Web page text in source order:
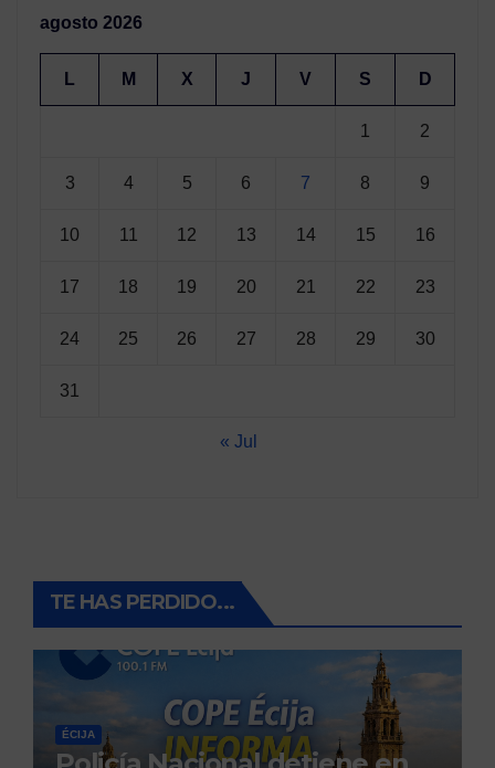
agosto 2026
L M X J V S D
1 2
3 4 5 6 7 8 9
10 11 12 13 14 15 16
17 18 19 20 21 22 23
24 25 26 27 28 29 30
31
« Jul
TE HAS PERDIDO...
ÉCIJA